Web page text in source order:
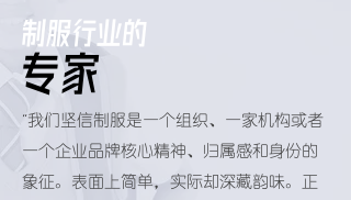
制服行业的
专家
“我们坚信制服是一个组织、一家机构或者
一个企业品牌核心精神、归属感和身份的
象征。表面上简单，实际却深藏韵味。正